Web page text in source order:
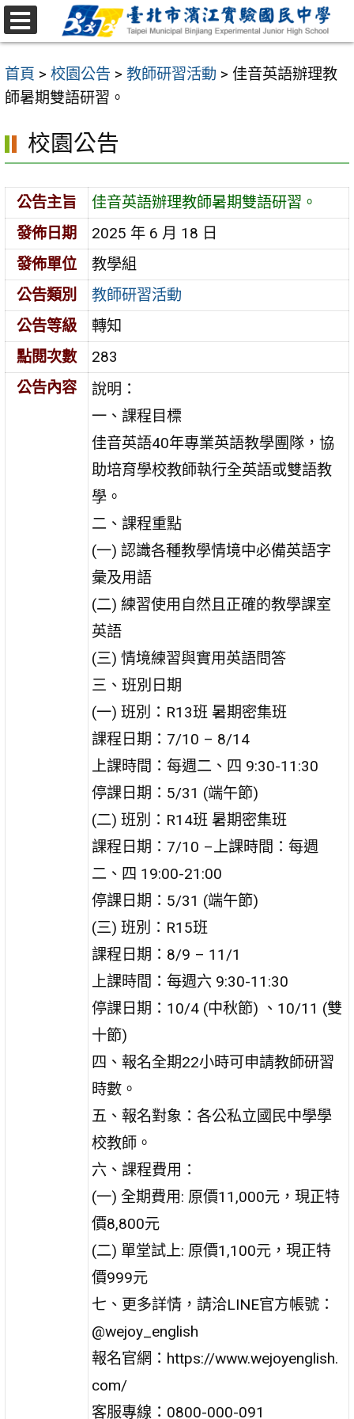
跳
至
要
內
區
首頁 > 校園公告 > 教師研習活動 > 佳音英語辦理教
師暑期雙語研習。
校園公告
公告主旨
佳音英語辦理教師暑期雙語研習。
發佈日期
2025 年 6 月 18 日
發佈單位
教學組
公告類別
教師研習活動
公告等級
轉知
點閱次數
283
公告內容
說明：
一、課程目標
佳音英語40年專業英語教學團隊，協
助培育學校教師執行全英語或雙語教
學。
二、課程重點
(一) 認識各種教學情境中必備英語字
彙及用語
(二) 練習使用自然且正確的教學課室
英語
(三) 情境練習與實用英語問答
三、班別日期
(一) 班別：R13班 暑期密集班
課程日期：7/10 – 8/14
上課時間：每週二、四 9:30-11:30
停課日期：5/31 (端午節)
(二) 班別：R14班 暑期密集班
課程日期：7/10 –上課時間：每週
二、四 19:00-21:00
停課日期：5/31 (端午節)
(三) 班別：R15班
課程日期：8/9 – 11/1
上課時間：每週六 9:30-11:30
停課日期：10/4 (中秋節) 、10/11 (雙
十節)
四、報名全期22小時可申請教師研習
時數。
五、報名對象：各公私立國民中學學
校教師。
六、課程費用：
(一) 全期費用: 原價11,000元，現正特
價8,800元
(二) 單堂試上: 原價1,100元，現正特
價999元
七、更多詳情，請洽LINE官方帳號：
@wejoy_english
報名官網：https://www.wejoyenglish.
com/
客服專線：0800-000-091
選
單